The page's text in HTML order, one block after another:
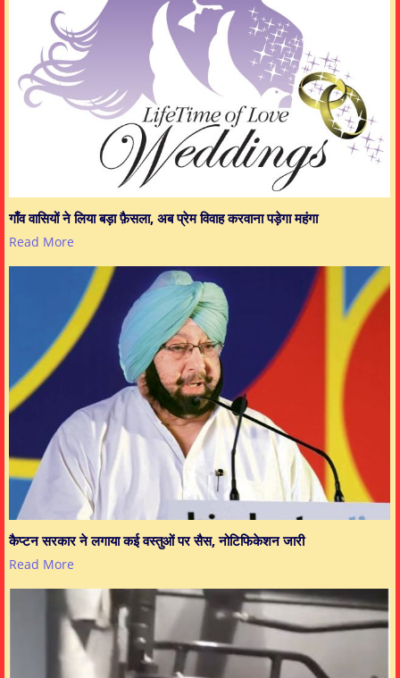
गाँव वासियों ने लिया बड़ा फ़ैसला, अब प्रेम विवाह करवाना पड़ेगा महंगा
Read More
कैप्टन सरकार ने लगाया कई वस्तुओं पर सैस, नोटिफिकेशन जारी
Read More